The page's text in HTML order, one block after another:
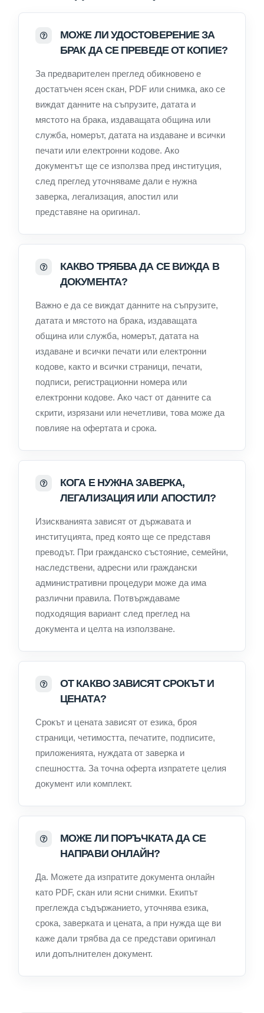
МОЖЕ ЛИ УДОСТОВЕРЕНИЕ ЗА
БРАК ДА СЕ ПРЕВЕДЕ ОТ КОПИЕ?
За предварителен преглед обикновено е
достатъчен ясен скан, PDF или снимка, ако се
виждат данните на съпрузите, датата и
мястото на брака, издаващата община или
служба, номерът, датата на издаване и всички
печати или електронни кодове. Ако
документът ще се използва пред институция,
след преглед уточняваме дали е нужна
заверка, легализация, апостил или
представяне на оригинал.
КАКВО ТРЯБВА ДА СЕ ВИЖДА В
ДОКУМЕНТА?
Важно е да се виждат данните на съпрузите,
датата и мястото на брака, издаващата
община или служба, номерът, датата на
издаване и всички печати или електронни
кодове, както и всички страници, печати,
подписи, регистрационни номера или
електронни кодове. Ако част от данните са
скрити, изрязани или нечетливи, това може да
повлияе на офертата и срока.
КОГА Е НУЖНА ЗАВЕРКА,
ЛЕГАЛИЗАЦИЯ ИЛИ АПОСТИЛ?
Изискванията зависят от държавата и
институцията, пред която ще се представя
преводът. При гражданско състояние, семейни,
наследствени, адресни или граждански
административни процедури може да има
различни правила. Потвърждаваме
подходящия вариант след преглед на
документа и целта на използване.
ОТ КАКВО ЗАВИСЯТ СРОКЪТ И
ЦЕНАТА?
Срокът и цената зависят от езика, броя
страници, четимостта, печатите, подписите,
приложенията, нуждата от заверка и
спешността. За точна оферта изпратете целия
документ или комплект.
МОЖЕ ЛИ ПОРЪЧКАТА ДА СЕ
НАПРАВИ ОНЛАЙН?
Да. Можете да изпратите документа онлайн
като PDF, скан или ясни снимки. Екипът
преглежда съдържанието, уточнява езика,
срока, заверката и цената, а при нужда ще ви
каже дали трябва да се представи оригинал
или допълнителен документ.